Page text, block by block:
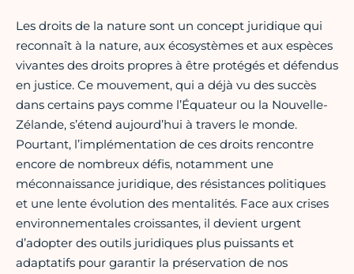
Les droits de la nature sont un concept juridique qui
reconnaît à la nature, aux écosystèmes et aux espèces
vivantes des droits propres à être protégés et défendus
en justice. Ce mouvement, qui a déjà vu des succès
dans certains pays comme l’Équateur ou la Nouvelle-
Zélande, s’étend aujourd’hui à travers le monde.
Pourtant, l’implémentation de ces droits rencontre
encore de nombreux défis, notamment une
méconnaissance juridique, des résistances politiques
et une lente évolution des mentalités. Face aux crises
environnementales croissantes, il devient urgent
d’adopter des outils juridiques plus puissants et
adaptatifs pour garantir la préservation de nos